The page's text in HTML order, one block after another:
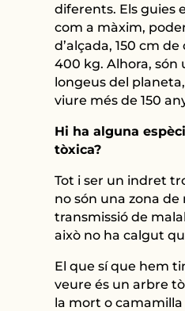
diferents. Els guies
com a màxim,
d’alçada, 150 cm
400 kg. Alhora, són
longeus del
viure més de 150
Hi ha alguna
tòxica?
Tot i ser un indret
no són una zona de
transmissió de
això no ha calgut
El que sí que hem
veure és un arbre
la mort o